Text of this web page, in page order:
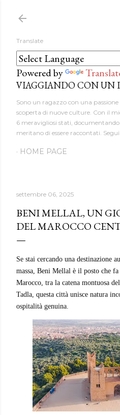
Translate
Powered by
VIAGGIANDO CON UN
Sono un ragazzo con una
scoperta di nuove culture. Con il
6 meravigliosi stati,
meritano di essere raccontati.
HOME PAGE
settembre 06, 2025
BENI MELLAL, UN
DEL MAROCCO
Se stai cercando una destinazione
massa, Beni Mellal è il posto che
Marocco, tra la catena montuosa
Tadla, questa città unisce natura
ospitalità genuina.